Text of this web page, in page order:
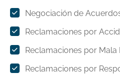
Negociación de
Reclamaciones por
Reclamaciones por Mala
Reclamaciones por